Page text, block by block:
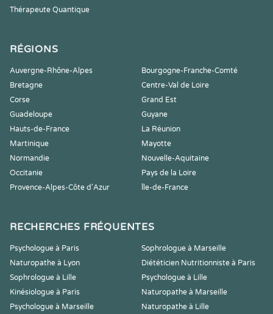
Thérapeute Quantique
RÉGIONS
Auvergne-Rhône-Alpes
Bourgogne-Franche-Comté
Bretagne
Centre-Val de Loire
Corse
Grand Est
Guadeloupe
Guyane
Hauts-de-France
La Réunion
Martinique
Mayotte
Normandie
Nouvelle-Aquitaine
Occitanie
Pays de la Loire
Provence-Alpes-Côte d'Azur
Île-de-France
RECHERCHES FRÉQUENTES
Psychologue à Paris
Sophrologue à Marseille
Naturopathe à Lyon
Diététicien Nutritionniste à Paris
Sophrologue à Lille
Psychologue à Lille
Kinésiologue à Paris
Naturopathe à Marseille
Psychologue à Marseille
Naturopathe à Lille